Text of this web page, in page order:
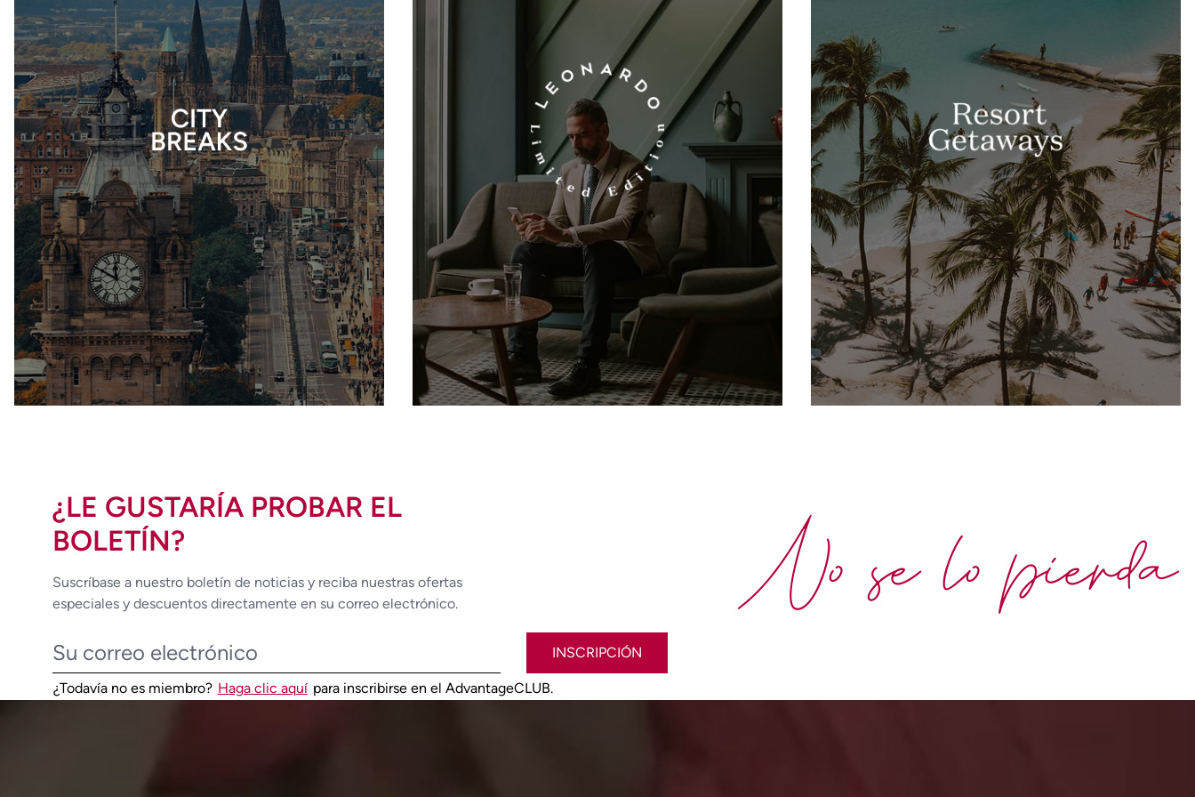
¿LE GUSTARÍA PROBAR EL
BOLETÍN?
Suscríbase a nuestro boletín de noticias y reciba nuestras ofertas
especiales y descuentos directamente en su correo electrónico.
INSCRIPCIÓN
¿Todavía no es miembro? Haga clic aquí para inscribirse en el AdvantageCLUB.
No se lo pierda